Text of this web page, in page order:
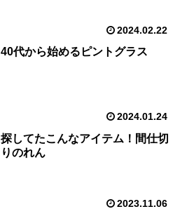
2024.02.22
40代から始めるピントグラス
2024.01.24
探してたこんなアイテム！間仕切
りのれん
2023.11.06